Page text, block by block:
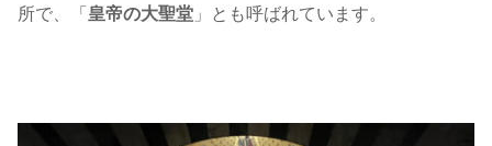
所で、「皇帝の大聖堂 」とも呼ばれています。